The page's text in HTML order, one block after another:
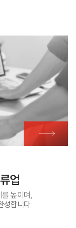
업
높이며,
성합니다.